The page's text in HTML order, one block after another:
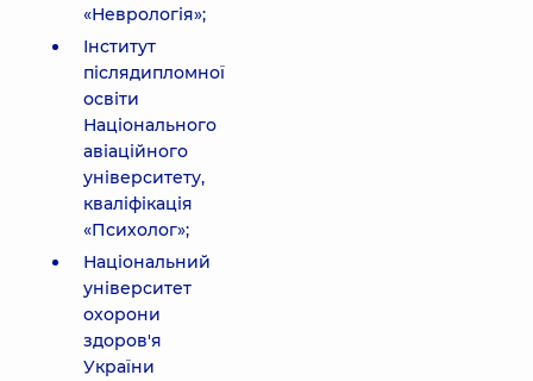
«Неврологія»;
Інститут
післядипломної
освіти
Національного
авіаційного
університету,
кваліфікація
«Психолог»;
Національний
університет
охорони
здоров'я
України